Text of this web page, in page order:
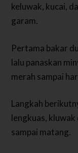
keluwak, kucai,
garam.
Pertama bakar
lalu panaskan
merah sampai
Langkah
lengkuas,
sampai matang.